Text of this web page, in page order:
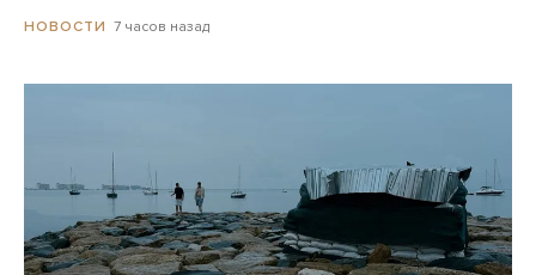
НОВОСТИ 7 часов назад